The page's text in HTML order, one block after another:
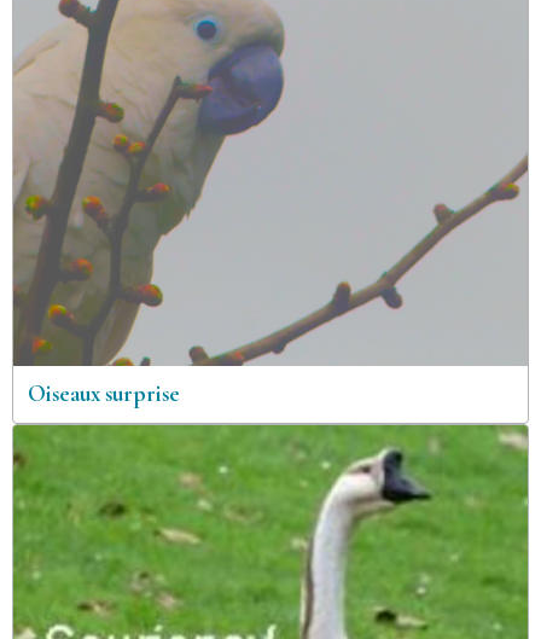
Oiseaux surprise